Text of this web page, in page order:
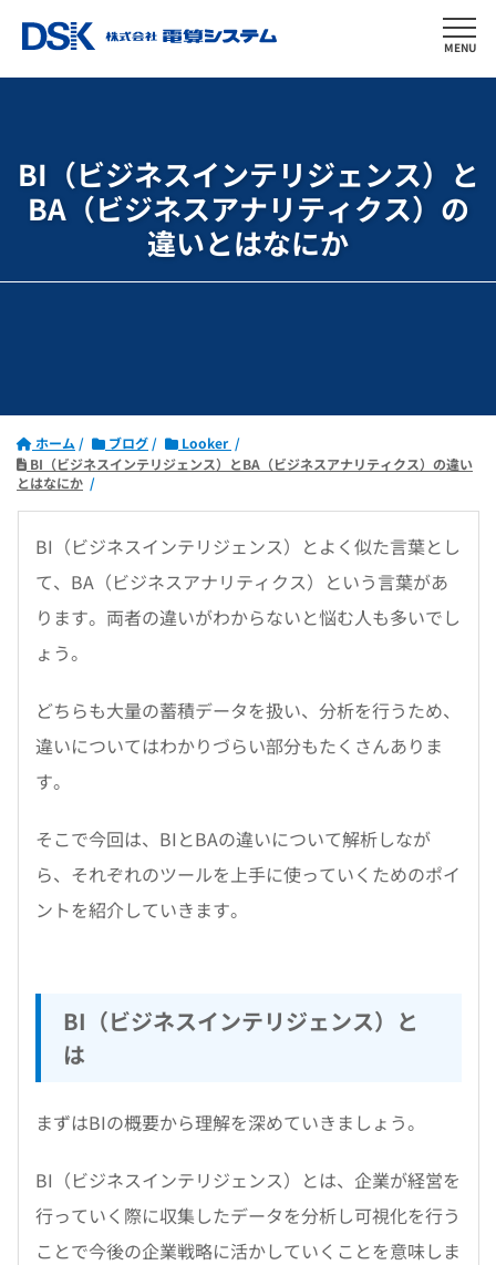
MENU
BI（ビジネスインテリジェンス）と
BA（ビジネスアナリティクス）の
違いとはなにか
ホーム ブログ
Looker
BI（ビジネスインテリジェンス）とBA（ビジネスアナリティクス）の違い
とはなにか
BI（ビジネスインテリジェンス）とよく似た言葉とし
て、BA（ビジネスアナリティクス）という言葉があ
ります。両者の違いがわからないと悩む人も多いでし
ょう。
どちらも大量の蓄積データを扱い、分析を行うため、
違いについてはわかりづらい部分もたくさんありま
す。
そこで今回は、BIとBAの違いについて解析しなが
ら、それぞれのツールを上手に使っていくためのポイ
ントを紹介していきます。
BI（ビジネスインテリジェンス）と
は
まずはBIの概要から理解を深めていきましょう。
BI（ビジネスインテリジェンス）とは、企業が経営を
行っていく際に収集したデータを分析し可視化を行う
ことで今後の企業戦略に活かしていくことを意味しま